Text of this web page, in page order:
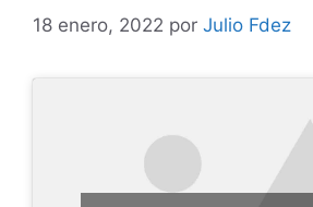
18 enero, 2022 por Julio Fdez